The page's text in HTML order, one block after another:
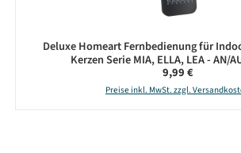
Deluxe Homeart Fernbedienung für
Kerzen Serie MIA, ELLA, LEA - AN/
Regulärer Preis:
9,99 €
Preise inkl. MwSt. zzgl.